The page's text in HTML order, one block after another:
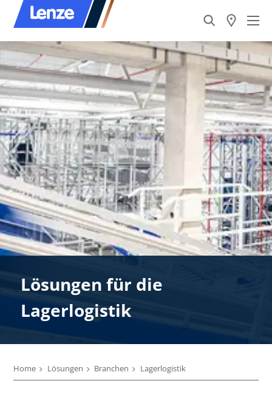
Lösungen für die
Lagerlogistik
Home Lösungen Branchen Lagerlogistik